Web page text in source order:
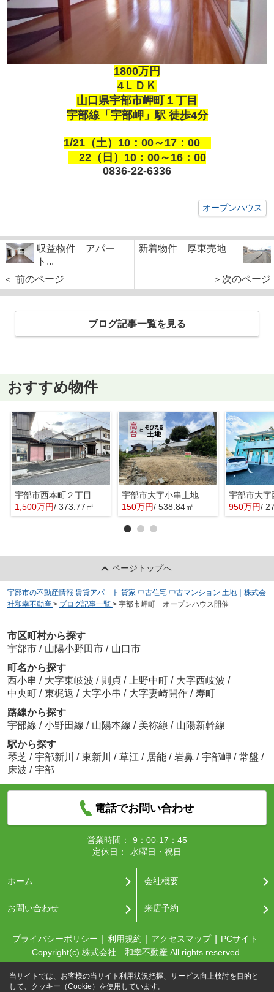
1800万円
4ＬＤＫ
山口県宇部市岬町１丁目
宇部線「宇部岬」駅 徒歩4分
1/21（土）10：00～17：00
22（日）10：00～16：00
0836-22-6336
オープンハウス
収益物件 アパー
ト...
＜ 前のページ
新着物件 厚東売地
＞次のページ
ブログ記事一覧を見る
おすすめ物件
1,500万円/ 373.77㎡
宇部市大字小串土地
150万円/ 538.84㎡ 950万円/
ページトップへ
宇部市の不動産情報 賃貸アパ－ト 貸家 中古住宅 中古マンション 土地｜株式会
社和幸不動産 > ブログ記事一覧 > 宇部市岬町 オープンハウス開催
市区町村から探す
宇部市 / 山陽小野田市 / 山口市
町名から探す
西小串 / 大字東岐波 / 則貞 / 上野中町 / 大字西岐波 /
中央町 / 東梶返 / 大字小串 / 大字妻崎開作 / 寿町
路線から探す
宇部線 / 小野田線 / 山陽本線 / 美祢線 / 山陽新幹線
駅から探す
琴芝 / 宇部新川 / 東新川 / 草江 / 居能 / 岩鼻 / 宇部岬 / 常盤 /
床波 / 宇部
電話でお問い合わせ
営業時間：
9：00-17：45
定休日：
水曜日・祝日
ホーム 会社概要
お問い合わせ 来店予約
プライバシーポリシー 利用規約 アクセスマップ
PCサイト
Copyright(c) 株式会社 和幸不動産 All rights reserved.
当サイトでは、お客様の当サイト利用状況把握、サービス向上検討を目的と
して、クッキー（Cookie）を使用しています。